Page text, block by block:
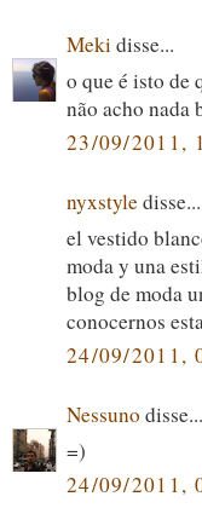
Mekidisse...
o que é isto de
não acho nada
23/09/2011,
nyxstyledisse...
el vestido
moda y una
blog de moda
conocernos
24/09/2011,
Nessuno disse...
=)
24/09/2011,